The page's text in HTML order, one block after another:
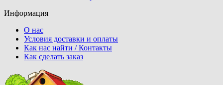
Информация
О нас
Условия доставки и оплаты
Как нас найти / Контакты
Как сделать заказ